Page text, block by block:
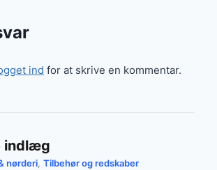
ind for at skrive en kommentar.
indlæg
nørderi, Tilbehør og redskaber